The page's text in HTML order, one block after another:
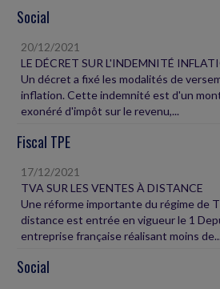
Social
20/12/2021
LE DÉCRET SUR L'INDEMNITÉ
Un décret a fixé les modalités de
inflation. Cette indemnité est d'un
exonéré d'impôt sur le revenu,...
Fiscal TPE
17/12/2021
TVA SUR LES VENTES À DISTANCE
Une réforme importante du régime de
distance est entrée en vigueur le 1
entreprise française réalisant moins de...
Social